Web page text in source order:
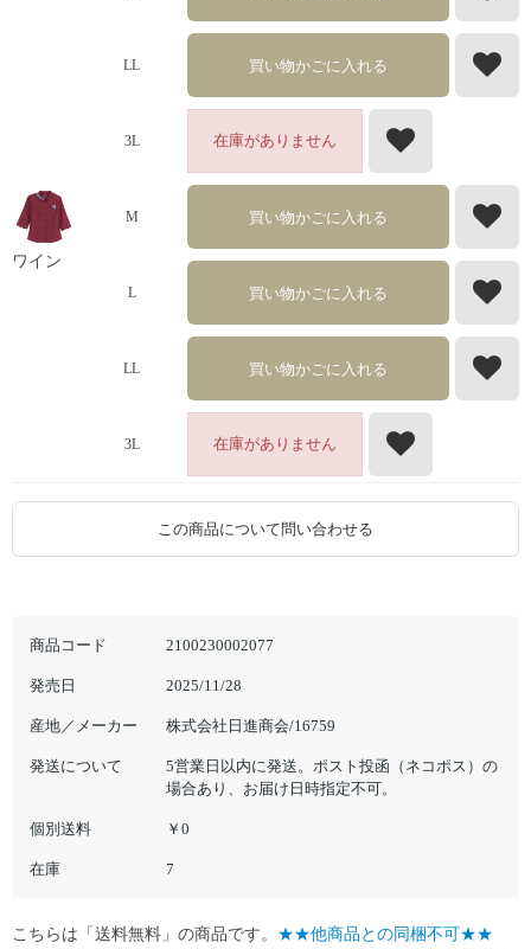
商品コード 2100230002077
発売日 2025/11/28
産地／メーカー 株式会社日進商会/16759
発送について
5営業日以内に発送。ポスト投函（ネコポス）の
場合あり、お届け日時指定不可。
個別送料 ￥0
在庫 7
LL 買い物かごに入れる
3L 在庫がありません
ワイン
M 買い物かごに入れる
L 買い物かごに入れる
LL 買い物かごに入れる
3L 在庫がありません
この商品について問い合わせる
こちらは「送料無料」の商品です。 ★★他商品との同梱不可★★